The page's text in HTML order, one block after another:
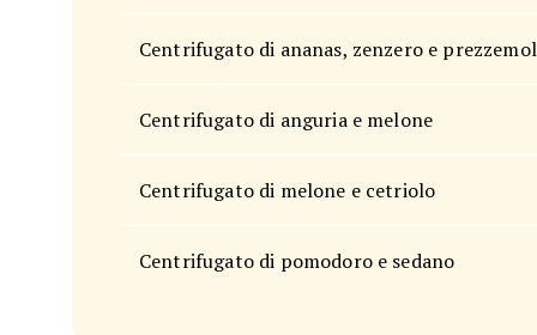
Centrifugato di ananas, zenzero e
Centrifugato di anguria e melone
Centrifugato di melone e cetriolo
Centrifugato di pomodoro e sedano